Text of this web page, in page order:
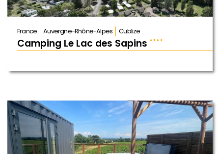
France Auvergne-Rhône-Alpes Cublize
Camping Le Lac des Sapins